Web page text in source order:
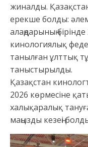
жиналды.
ерекше болды:
алаңдарының
кинологиялық
танылған ұлттық
таныстырылды.
Қазақстан
2026 көрмесіне
халықаралық
маңызды кезеңі